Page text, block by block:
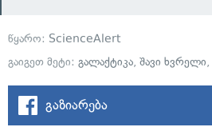
წყარო: ScienceAlert
გაიგეთ მეტი: გალაქტიკა, შავი ხვრელი,
გაზიარება